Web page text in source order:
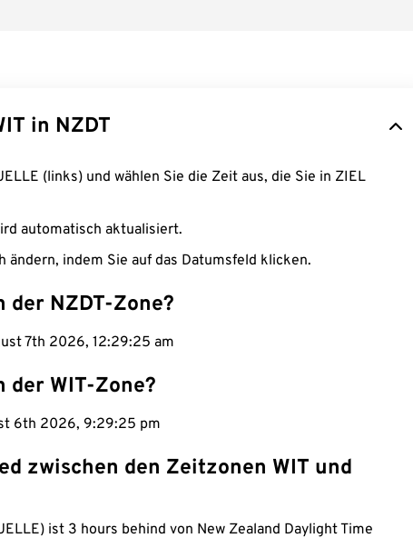
in NZDT
(links) und wählen Sie die Zeit aus, die Sie in ZIEL
automatisch aktualisiert.
ändern, indem Sie auf das Datumsfeld klicken.
NZDT-Zone?
7th 2026, 12:29:26 am
der WIT-Zone?
6th 2026, 9:29:26 pm
zwischen den Zeitzonen WIT und
ist 3 hours behind von New Zealand Daylight Time